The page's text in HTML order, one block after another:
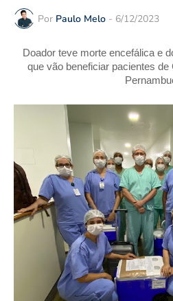
Por Paulo Melo - 6/12/2023
Doador teve morte encefálica e
que vão beneficiar pacientes